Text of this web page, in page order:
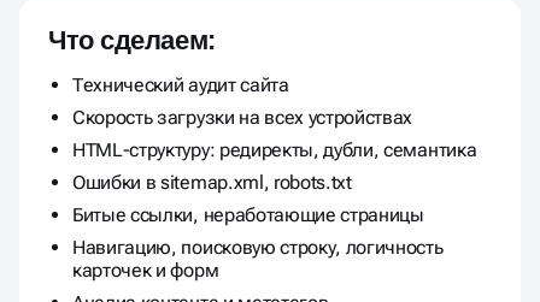
ОШИБКИ, ТОЧКИ РОСТА И
ДАЕМРЕКОМЕНДАЦИИ ПО
УЛУЧШЕНИЮ РЕЗУЛЬТАТА
Что сделаем:
Технический аудит сайта
Скорость загрузки на всех устройствах
HTML-структуру: редиректы, дубли, семантика
Ошибки в sitemap.xml, robots.txt
Битые ссылки, неработающие страницы
Навигацию, поисковую строку, логичность
карточек и форм